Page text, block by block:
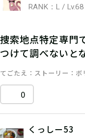
RANK：L / Lv.68
捜索地点特定専門
つけて調べないと
てごたえ ストーリー ボ
0
くっしー53